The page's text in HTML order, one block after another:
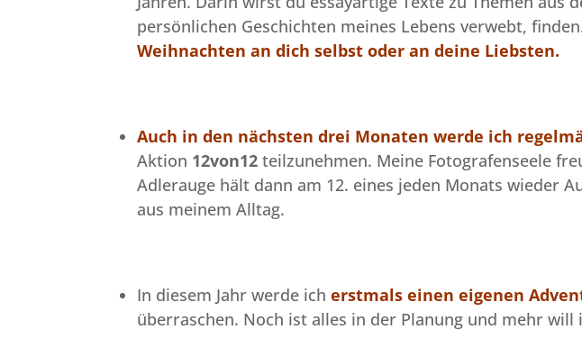
persönlichen Geschichten meines Lebens verwebt,
Weihnachten an dich selbst oder an deine Liebsten.
Auch in den nächsten drei Monaten werde ich
Aktion 12von12 teilzunehmen. Meine Fotografenseele
Adlerauge hält dann am 12. eines jeden Monats wieder
aus meinem Alltag.
In diesem Jahr werde icherstmals einen eigenen
überraschen. Noch ist alles in der Planung und mehr